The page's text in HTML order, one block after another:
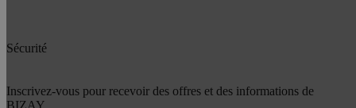
Sécurité
Inscrivez-vous pour recevoir des offres et des informations de
BIZAY